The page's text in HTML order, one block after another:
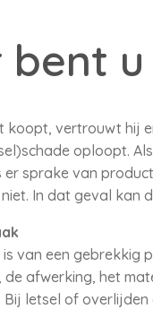
bent
koopt, vertrouwt hij
oploopt.
er sprake van
In dat geval kan
van een
afwerking, het
letsel of